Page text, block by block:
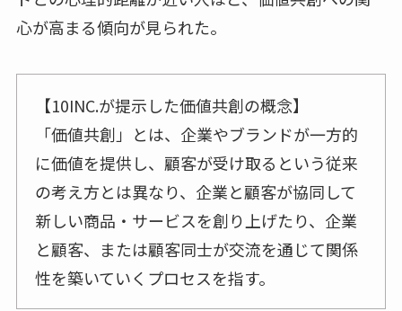
心が高まる傾向が見られた。
【10INC.が提示した価値共創の概念】
「価値共創」とは、企業やブランドが一方的
に価値を提供し、顧客が受け取るという従来
の考え方とは異なり、企業と顧客が協同して
新しい商品・サービスを創り上げたり、企業
と顧客、または顧客同士が交流を通じて関係
性を築いていくプロセスを指す。